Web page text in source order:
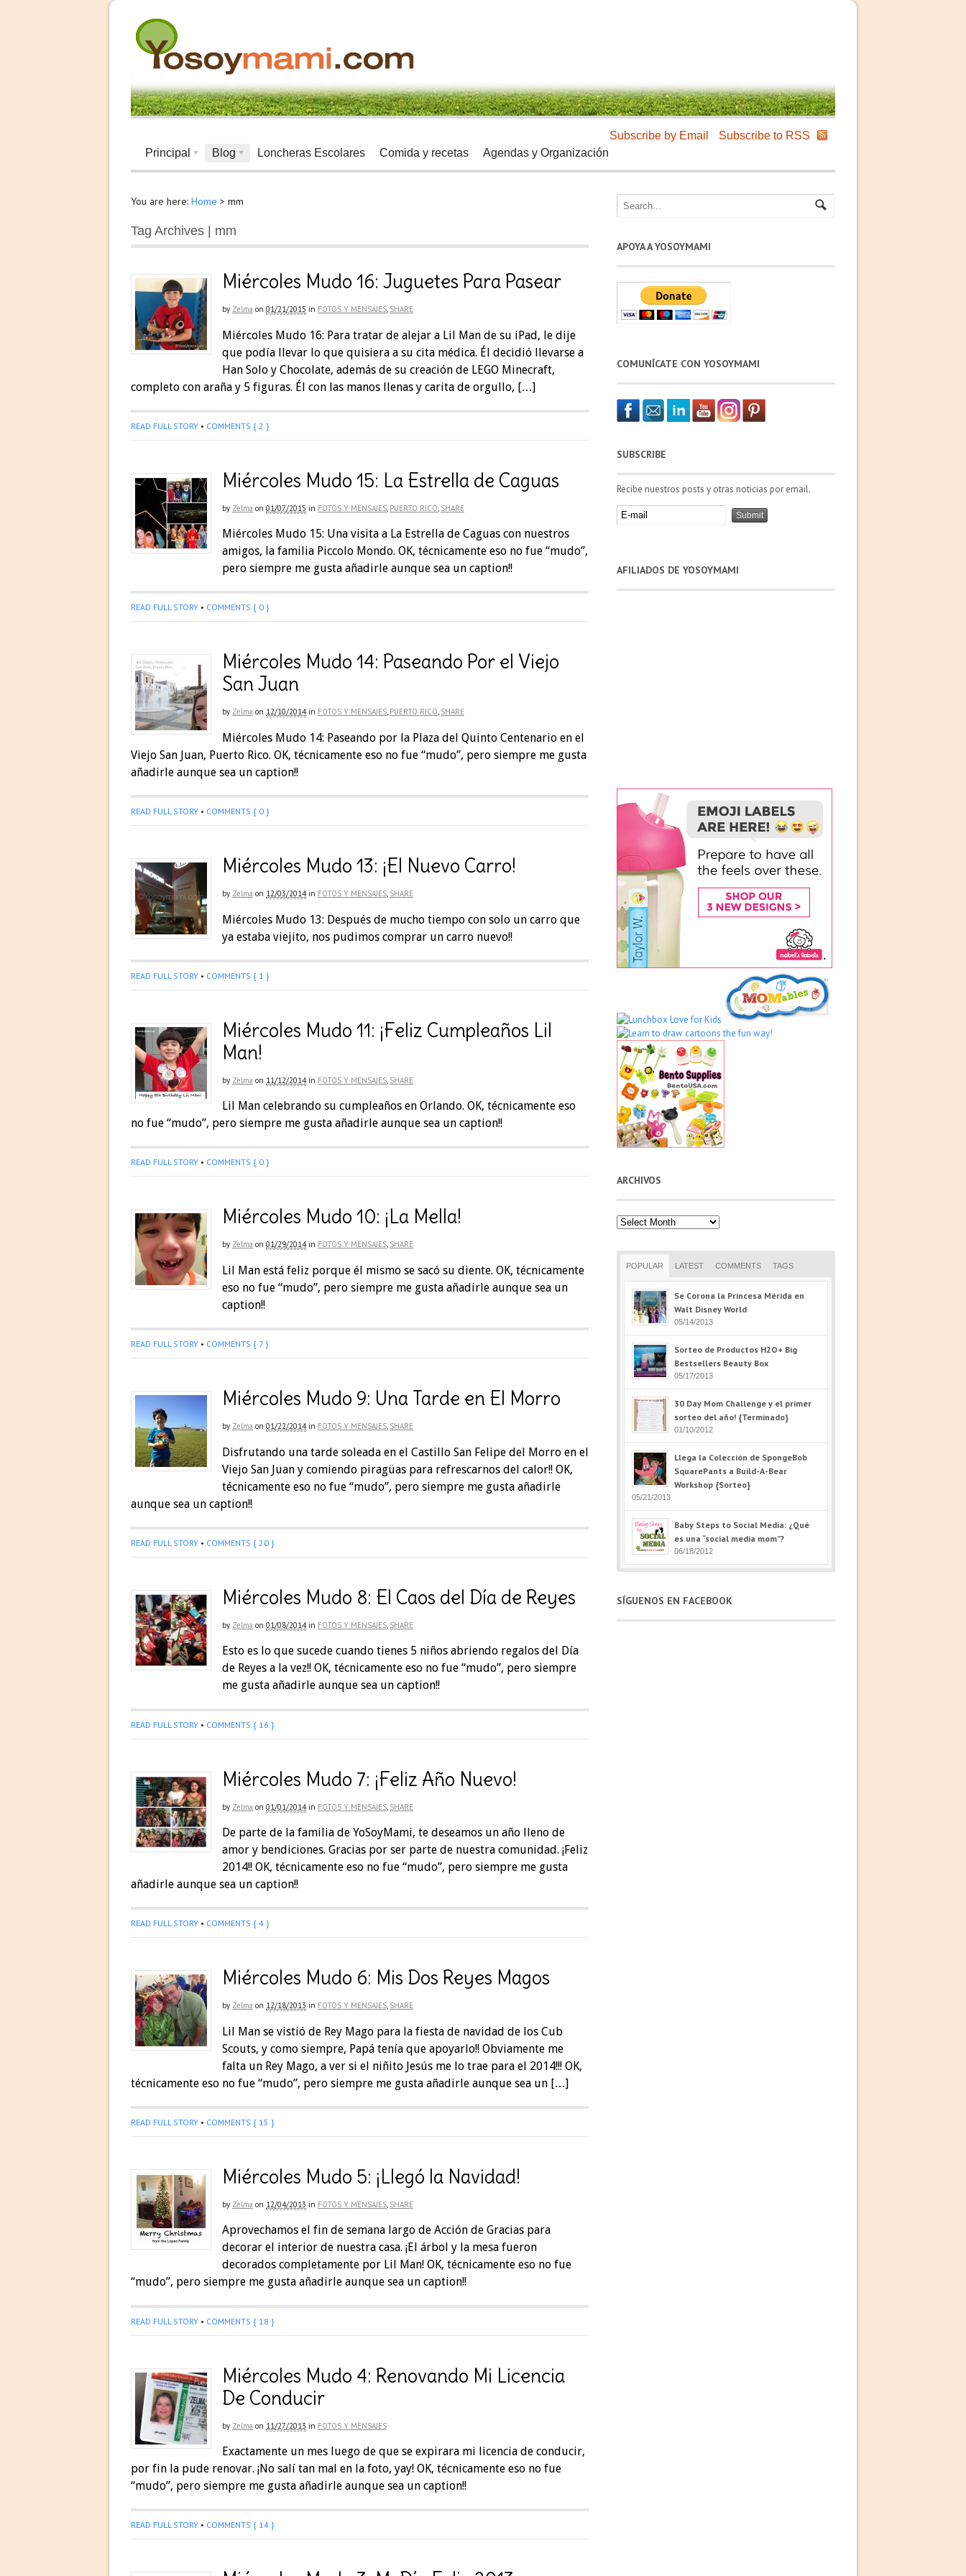
Subscribe by Email
Subscribe to RSS
Principal
Blog Loncheras Escolares Comida y recetas Agendas y Organización
You are here: Home > mm
Tag Archives | mm
Miércoles Mudo 16: Juguetes Para Pasear
by Zelma on 01/21/2015 in FOTOS Y MENSAJES, SHARE
Miércoles Mudo 16: Para tratar de alejar a Lil Man de su iPad, le dije
que podía llevar lo que quisiera a su cita médica. Él decidió llevarse a
Han Solo y Chocolate, además de su creación de LEGO Minecraft,
completo con araña y 5 figuras. Él con las manos llenas y carita de orgullo, […]
READ FULL STORY • COMMENTS { 2 }
Miércoles Mudo 15: La Estrella de Caguas
by Zelma on 01/07/2015 in FOTOS Y MENSAJES PUERTO RICO SHARE
Miércoles Mudo 15: Una visita a La Estrella de Caguas con nuestros
amigos, la familia Piccolo Mondo. OK, técnicamente eso no fue “mudo”,
pero siempre me gusta añadirle aunque sea un caption!!
READ FULL STORY • COMMENTS { 0 }
Miércoles Mudo 14: Paseando Por el Viejo
San Juan
by Zelma on 12/10/2014 in FOTOS Y MENSAJES, PUERTO RICO, SHARE
Miércoles Mudo 14: Paseando por la Plaza del Quinto Centenario en el
Viejo San Juan, Puerto Rico. OK, técnicamente eso no fue “mudo”, pero siempre me gusta
añadirle aunque sea un caption!!
READ FULL STORY • COMMENTS { 0 }
Miércoles Mudo 13: ¡El Nuevo Carro!
by Zelma on 12/03/2014 in FOTOS Y MENSAJES, SHARE
Miércoles Mudo 13: Después de mucho tiempo con solo un carro que
ya estaba viejito, nos pudimos comprar un carro nuevo!!
READ FULL STORY • COMMENTS { 1 }
Miércoles Mudo 11: ¡Feliz Cumpleaños Lil
Man!
by Zelma on 11/12/2014 in FOTOS Y MENSAJES SHARE
Lil Man celebrando su cumpleaños en Orlando. OK, técnicamente eso
no fue “mudo”, pero siempre me gusta añadirle aunque sea un caption!!
READ FULL STORY • COMMENTS { 0 }
Miércoles Mudo 10: ¡La Mella!
by Zelma on 01/29/2014 in FOTOS Y MENSAJES, SHARE
Lil Man está feliz porque él mismo se sacó su diente. OK, técnicamente
eso no fue “mudo”, pero siempre me gusta añadirle aunque sea un
caption!!
READ FULL STORY • COMMENTS { 7 }
Miércoles Mudo 9: Una Tarde en El Morro
by Zelma on 01/22/2014 in FOTOS Y MENSAJES, SHARE
Disfrutando una tarde soleada en el Castillo San Felipe del Morro en el
Viejo San Juan y comiendo piragüas para refrescarnos del calor!! OK,
técnicamente eso no fue “mudo”, pero siempre me gusta añadirle
aunque sea un caption!!
READ FULL STORY • COMMENTS { 20 }
Miércoles Mudo 8: El Caos del Día de Reyes
by Zelma on 01/08/2014 in FOTOS Y MENSAJES, SHARE
Esto es lo que sucede cuando tienes 5 niños abriendo regalos del Día
de Reyes a la vez!! OK, técnicamente eso no fue “mudo”, pero siempre
me gusta añadirle aunque sea un caption!!
READ FULL STORY • COMMENTS { 16 }
Miércoles Mudo 7: ¡Feliz Año Nuevo!
by Zelma on 01/01/2014 in FOTOS Y MENSAJES SHARE
De parte de la familia de YoSoyMami, te deseamos un año lleno de
amor y bendiciones. Gracias por ser parte de nuestra comunidad. ¡Feliz
2014!! OK, técnicamente eso no fue “mudo”, pero siempre me gusta
añadirle aunque sea un caption!!
READ FULL STORY • COMMENTS { 4 }
Miércoles Mudo 6: Mis Dos Reyes Magos
by Zelma on 12/18/2013 in FOTOS Y MENSAJES, SHARE
Lil Man se vistió de Rey Mago para la fiesta de navidad de los Cub
Scouts, y como siempre, Papá tenía que apoyarlo!! Obviamente me
falta un Rey Mago, a ver si el niñito Jesús me lo trae para el 2014!!! OK,
técnicamente eso no fue “mudo”, pero siempre me gusta añadirle aunque sea un […]
READ FULL STORY • COMMENTS { 15 }
Miércoles Mudo 5: ¡Llegó la Navidad!
by Zelma on 12/04/2013 in FOTOS Y MENSAJES, SHARE
Aprovechamos el fin de semana largo de Acción de Gracias para
decorar el interior de nuestra casa. ¡El árbol y la mesa fueron
decorados completamente por Lil Man! OK, técnicamente eso no fue
“mudo”, pero siempre me gusta añadirle aunque sea un caption!!
READ FULL STORY • COMMENTS { 18 }
Miércoles Mudo 4: Renovando Mi Licencia
De Conducir
by Zelma on 11/27/2013 in FOTOS Y MENSAJES
Exactamente un mes luego de que se expirara mi licencia de conducir,
por fin la pude renovar. ¡No salí tan mal en la foto, yay! OK, técnicamente eso no fue
“mudo”, pero siempre me gusta añadirle aunque sea un caption!!
READ FULL STORY • COMMENTS { 14 }
APOYA A YOSOYMAMI
COMUNÍCATE CON YOSOYMAMI
SUBSCRIBE
Recibe nuestros posts y otras noticias por email.
AFILIADOS DE YOSOYMAMI
ARCHIVOS
Archivos
POPULAR LATEST COMMENTS TAGS
Se Corona la Princesa Mérida en
Walt Disney World
05/14/2013
Sorteo de Productos H2O+ Big
Bestsellers Beauty Box
05/17/2013
30 Day Mom Challenge y el primer
sorteo del año! {Terminado}
01/10/2012
Llega la Colección de SpongeBob
SquarePants a Build-A-Bear
Workshop {Sorteo}
05/21/2013
Baby Steps to Social Media: ¿Qué
es una “social media mom”?
06/18/2012
SÍGUENOS EN FACEBOOK